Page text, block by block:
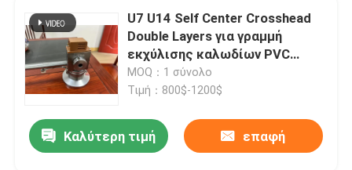
U7 U14 Self Center Crosshead
Double Layers για γραμμή
εκχύλισης καλωδίων PVC
50mm 70mm 80mm
MOQ：1 σύνολο
Τιμή：800$-1200$
Καλύτερη τιμή επαφή